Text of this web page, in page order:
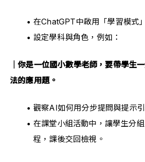
在ChatGPT中啟用「學習模式
設定學科與角色，例如：
｜你是一位國小數學老師，要帶學生
法的應用題。
觀察AI如何用分步提問與提示
在課堂小組活動中，讓學生分
程，課後交回檢視。